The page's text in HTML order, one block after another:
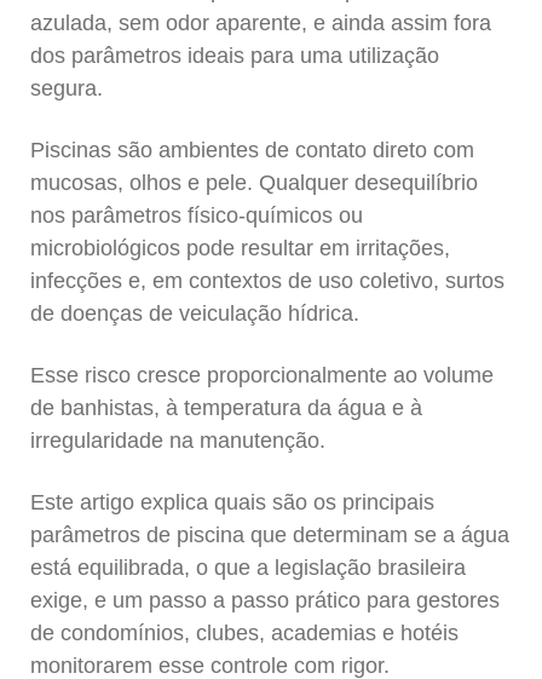
azulada, sem odor aparente, e ainda assim fora
dos parâmetros ideais para uma utilização
segura.
Piscinas são ambientes de contato direto com
mucosas, olhos e pele. Qualquer desequilíbrio
nos parâmetros físico-químicos ou
microbiológicos pode resultar em irritações,
infecções e, em contextos de uso coletivo, surtos
de doenças de veiculação hídrica.
Esse risco cresce proporcionalmente ao volume
de banhistas, à temperatura da água e à
irregularidade na manutenção.
Este artigo explica quais são os principais
parâmetros de piscina que determinam se a água
está equilibrada, o que a legislação brasileira
exige, e um passo a passo prático para gestores
de condomínios, clubes, academias e hotéis
monitorarem esse controle com rigor.